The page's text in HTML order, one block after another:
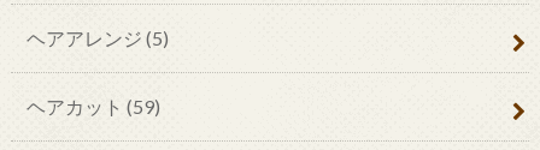
ヘアアレンジ (5)
ヘアカット (59)